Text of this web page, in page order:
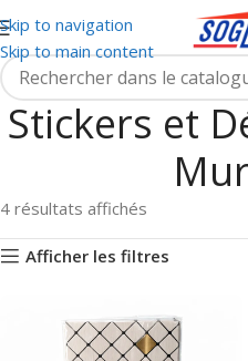
Skip to navigation
Skip to main content
Stickers et
4 résultats affichés
Afficher les filtres